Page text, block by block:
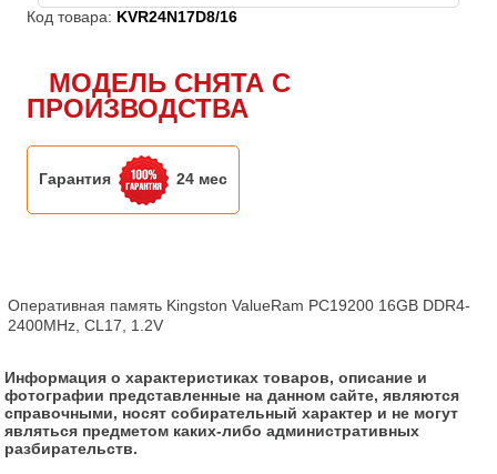
Код товара: KVR24N17D8/16
МОДЕЛЬ СНЯТА С
ПРОИЗВОДСТВА
Гарантия 24 мес
Оперативная память Kingston ValueRam PC19200 16GB DDR4-
2400MHz, CL17, 1.2V
Информация о характеристиках товаров, описание и
фотографии представленные на данном сайте, являются
справочными, носят собирательный характер и не могут
являться предметом каких-либо административных
разбирательств.